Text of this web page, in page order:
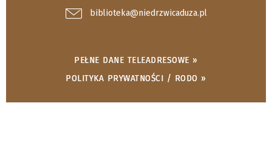
biblioteka@niedrzwicaduza.pl
PEŁNE DANE TELEADRESOWE »
POLITYKA PRYWATNOŚCI / RODO »